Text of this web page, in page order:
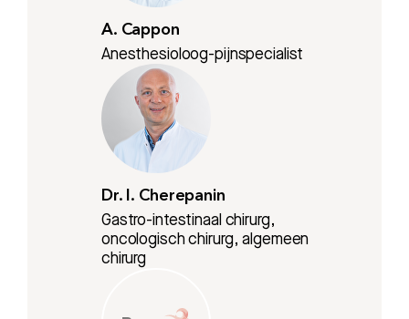
A. Cappon
Anesthesioloog-pijnspecialist
Dr. I. Cherepanin
Gastro-intestinaal chirurg,
oncologisch chirurg, algemeen
chirurg